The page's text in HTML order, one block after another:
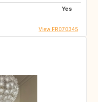
Yes
View FR070345